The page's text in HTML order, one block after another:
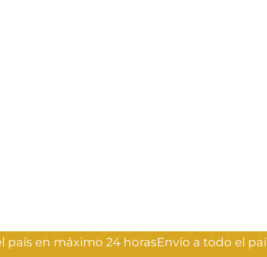
5
9
en máximo 24 horasEnvío a todo el